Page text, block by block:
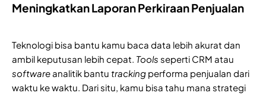
Meningkatkan Laporan Perkiraan Penjualan
Teknologi bisa bantu kamu baca data lebih akurat dan
ambil keputusan lebih cepat. Tools seperti CRM atau
softwareanalitik bantu tracking performa penjualan dari
waktu ke waktu. Dari situ, kamu bisa tahu mana strategi